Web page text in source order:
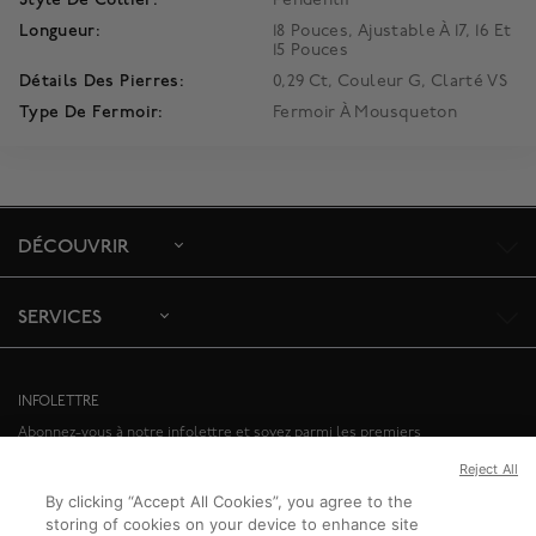
Longueur:
18 Pouces, Ajustable À 17, 16 Et
15 Pouces
Détails Des Pierres:
0,29 Ct, Couleur G, Clarté VS
Type De Fermoir:
Fermoir À Mousqueton
DÉCOUVRIR
SERVICES
INFOLETTRE
Abonnez-vous à notre infolettre et soyez parmi les premiers
ABONNEZ-VOUS
By clicking “Accept All Cookies”, you agree to the
storing of cookies on your device to enhance site
Reject All